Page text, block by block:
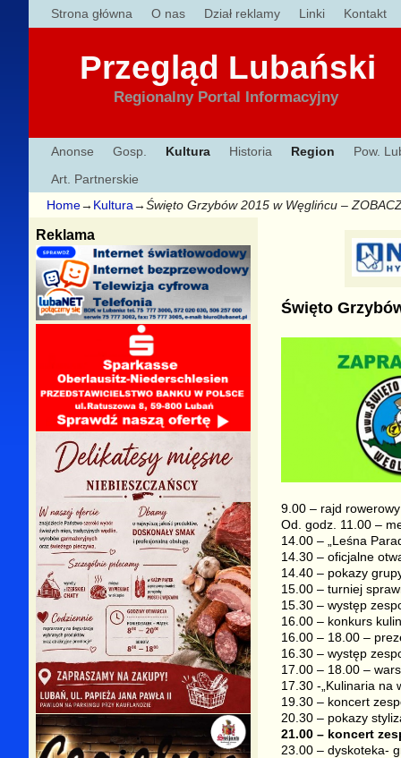
Strona główna O nas Dział reklamy Linki Kontakt
Przegląd Lubański
Regionalny Portal Informacyjny
Anonse Gosp. Kultura Historia Region Pow.
Art. Partnerskie
Home→ Kultura→Święto Grzybów 2015 w Węglińcu –
Święto
9.00 – rajd
Od. godz. 11.00 –
14.00 – „Leśna
14.30 – oficjalne
14.40 – pokazy
15.00 – turniej
15.30 – występ
16.00 – konkurs
16.00 – 18.00 –
16.30 – występ
17.00 – 18.00 –
17.30 -„Kulinaria na
19.30 – koncert
20.30 – pokazy
21.00 – koncert
23.00 – dyskoteka-
Reklama